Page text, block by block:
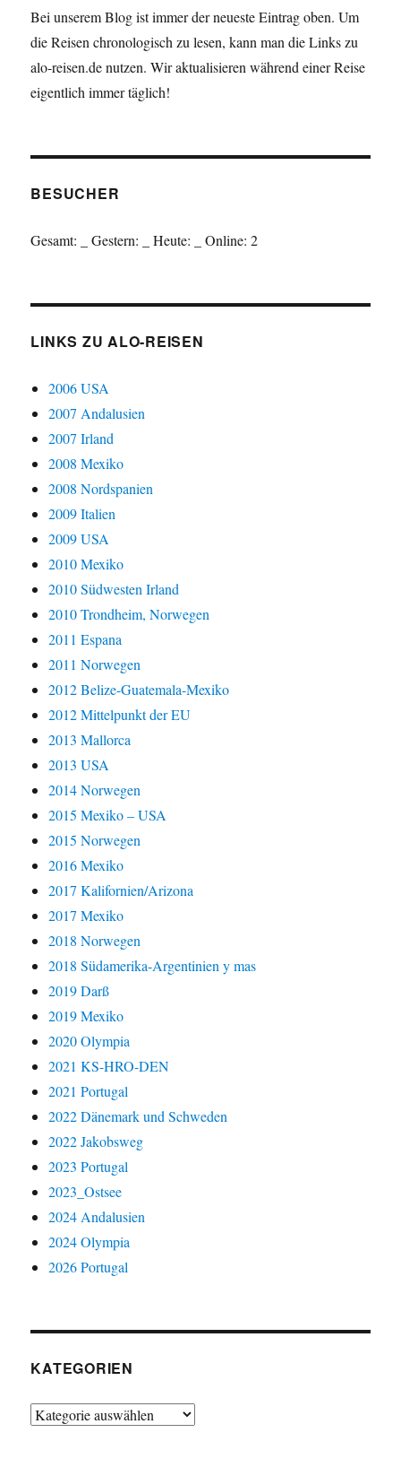
Bei unserem Blog ist immer der neueste Eintrag oben. Um
die Reisen chronologisch zu lesen, kann man die Links zu
alo-reisen.de nutzen. Wir aktualisieren während einer Reise
eigentlich immer täglich!
BESUCHER
Gesamt: Gestern: Heute: Online: 2
LINKS ZU ALO-REISEN
2006 USA
2007 Andalusien
2007 Irland
2008 Mexiko
2008 Nordspanien
2009 Italien
2009 USA
2010 Mexiko
2010 Südwesten Irland
2010 Trondheim, Norwegen
2011 Espana
2011 Norwegen
2012 Belize-Guatemala-Mexiko
2012 Mittelpunkt der EU
2013 Mallorca
2013 USA
2014 Norwegen
2015 Mexiko – USA
2015 Norwegen
2016 Mexiko
2017 Kalifornien/Arizona
2017 Mexiko
2018 Norwegen
2018 Südamerika-Argentinien y mas
2019 Darß
2019 Mexiko
2020 Olympia
2021 KS-HRO-DEN
2021 Portugal
2022 Dänemark und Schweden
2022 Jakobsweg
2023 Portugal
2023_Ostsee
2024 Andalusien
2024 Olympia
2026 Portugal
KATEGORIEN
Kategorien